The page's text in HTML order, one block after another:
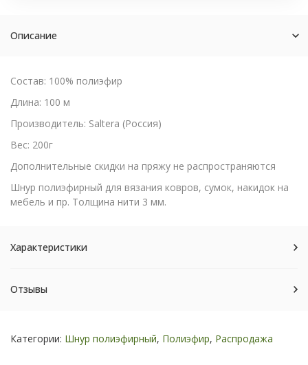
Описание
Состав: 100% полиэфир
Длина: 100 м
Производитель: Saltera (Россия)
Вес: 200г
Дополнительные скидки на пряжу не распространяются
Шнур полиэфирный для вязания ковров, сумок, накидок на
мебель и пр. Толщина нити 3 мм.
Характеристики
Отзывы
Категории: Шнур полиэфирный, Полиэфир, Распродажа